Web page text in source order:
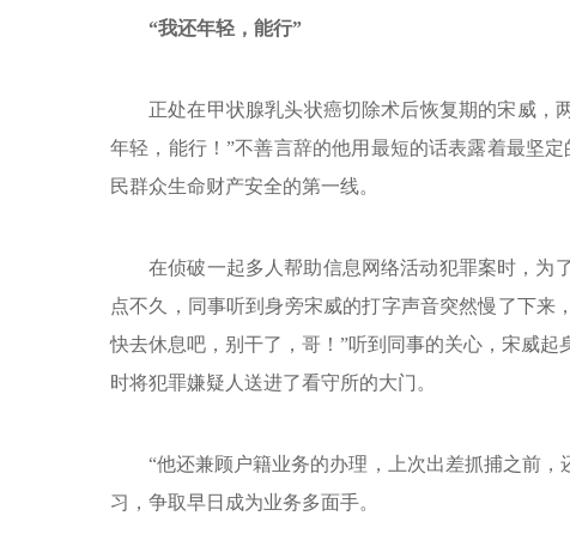
“我还年轻，能行”
正处在甲状腺乳头状癌切除术后恢复期的宋威，
年轻，能行！”不善言辞的他用最短的话表露着最坚
民群众生命财产安全的第一线。
在侦破一起多人帮助信息网络活动犯罪案时，为
点不久，同事听到身旁宋威的打字声音突然慢了下
快去休息吧，别干了，哥！”听到同事的关心，宋威
时将犯罪嫌疑人送进了看守所的大门。
“他还兼顾户籍业务的办理，上次出差抓捕之前
习，争取早日成为业务多面手。